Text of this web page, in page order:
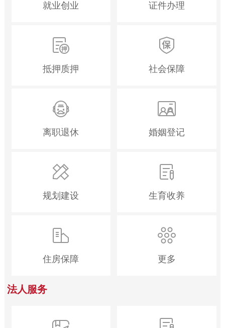
就业创业 证件办理
抵押质押 社会保障
离职退休 婚姻登记
规划建设 生育收养
住房保障 更多
法人服务